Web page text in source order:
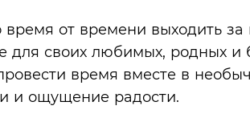
время от времени выходить
для своих любимых, родных и
время вместе в
и ощущение радости.